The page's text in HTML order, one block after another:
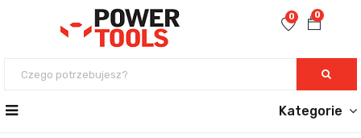
0
0
Kategorie